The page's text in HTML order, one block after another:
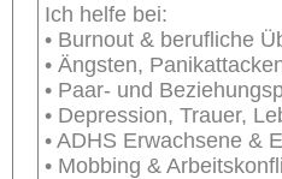
Ich helfe bei:
• Burnout & berufliche
• Ängsten,
• Paar- und
• Depression, Trauer,
• ADHS Erwachsene &
• Mobbing &